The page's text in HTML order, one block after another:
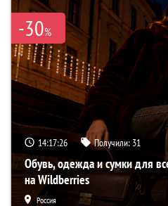
-30%
14:17:26 Получили: 31
Обувь, одежда и сумки для
на Wildberries
Россия